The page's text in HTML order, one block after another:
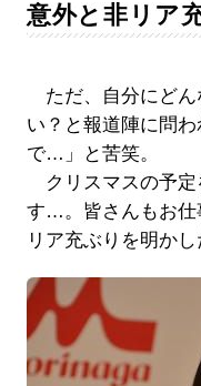
意外と非リア
ただ、自分にどん
い？と報道陣に問
で…」と苦笑。
クリスマスの予定
す…。皆さんもお仕
リア充ぶりを明かし